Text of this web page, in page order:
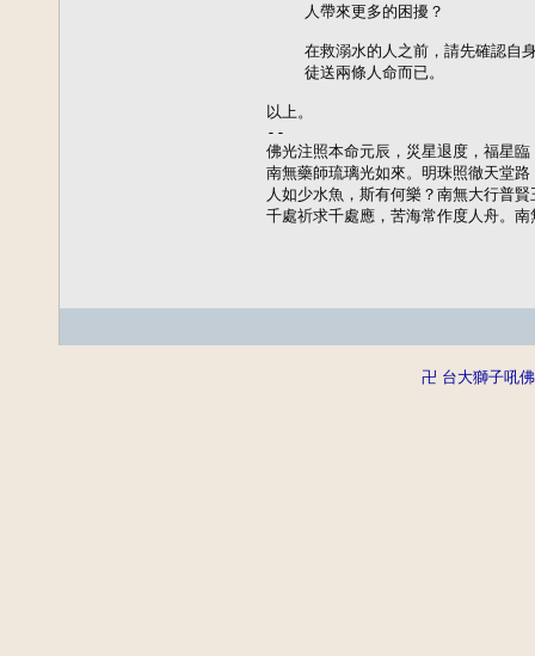
    人帶來更多的困擾？
在救溺水的人之前，請先確認自
    徒送兩條人命而已。
以上。
--
佛光注照本命元辰，災星退度，福星
南無藥師琉璃光如來。明珠照徹天堂
人如少水魚，斯有何樂？南無大行普賢
千處祈求千處應，苦海常作度人舟。
卍 台大獅子吼